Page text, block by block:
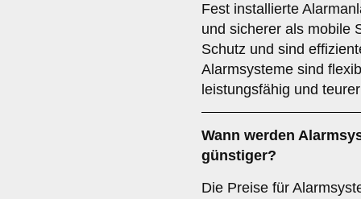
Fest installierte
und sicherer als mobile
Schutz und sind
Alarmsysteme sind
leistungsfähig und
Wann werden
günstiger?
Die Preise für